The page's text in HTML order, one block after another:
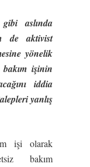
aslında
de aktivist
yönelik
işinin
iddia
yanlış
işi olarak
bakım